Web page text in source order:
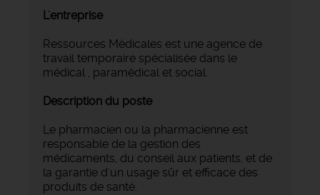
L'entreprise
Ressources Médicales est une agence de
travail temporaire spécialisée dans le
médical , paramédical et social.
Description du poste
Le pharmacien ou la pharmacienne est
responsable de la gestion des
médicaments, du conseil aux patients, et de
la garantie d'un usage sûr et efficace des
produits de santé.